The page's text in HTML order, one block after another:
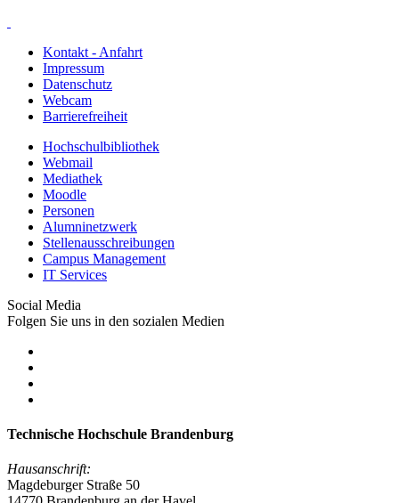
Kontakt - Anfahrt
Impressum
Datenschutz
Webcam
Barrierefreiheit
Hochschulbibliothek
Webmail
Mediathek
Moodle
Personen
Alumninetzwerk
Stellenausschreibungen
Campus Management
IT Services
Social Media
Folgen Sie uns in den sozialen Medien
Technische Hochschule Brandenburg
Hausanschrift:
Magdeburger Straße 50